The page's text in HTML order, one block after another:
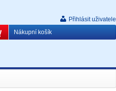
Přihlásit uživatele
Nákupní košík